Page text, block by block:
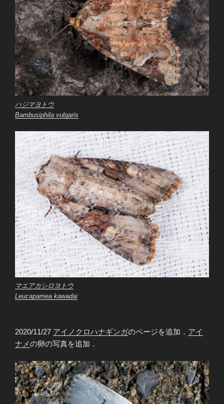
ハジマヨトウ
Bambusiphila vulgaris
マエアカシロヨトウ
Leucapamea kawadai
2020/11/27 アイノクロハナギンガのページを追加． アイ
ナメの卵の写真を追加．